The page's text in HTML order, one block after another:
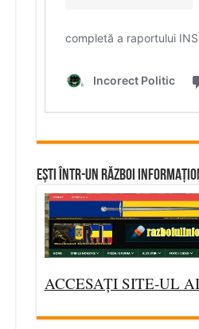
Ești într-un RĂZBOI
ACCESAȚI SITE-UL